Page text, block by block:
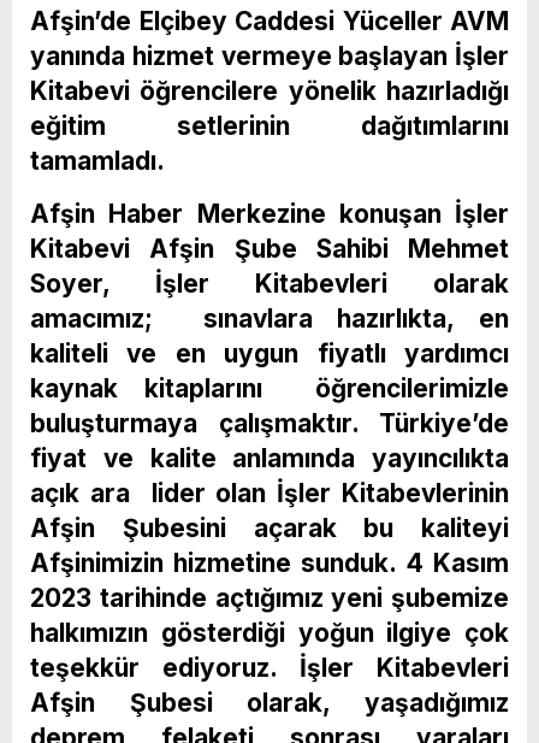
Afşin’de Elçibey Caddesi Yüceller AVM
yanında hizmet vermeye başlayan İşler
Kitabevi öğrencilere yönelik hazırladığı
eğitim setlerinin dağıtımlarını
tamamladı.
Afşin Haber Merkezine konuşan İşler
Kitabevi Afşin Şube Sahibi Mehmet
Soyer, İşler Kitabevleri olarak
amacımız; sınavlara hazırlıkta, en
kaliteli ve en uygun fiyatlı yardımcı
kaynak kitaplarını öğrencilerimizle
buluşturmaya çalışmaktır. Türkiye’de
fiyat ve kalite anlamında yayıncılıkta
açık ara lider olan İşler Kitabevlerinin
Afşin Şubesini açarak bu kaliteyi
Afşinimizin hizmetine sunduk. 4 Kasım
2023 tarihinde açtığımız yeni şubemize
halkımızın gösterdiği yoğun ilgiye çok
teşekkür ediyoruz. İşler Kitabevleri
Afşin Şubesi olarak, yaşadığımız